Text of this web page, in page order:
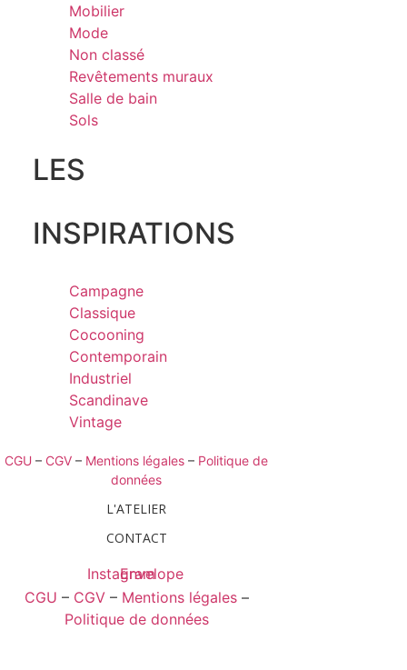
Mobilier
Mode
Non classé
Revêtements muraux
Salle de bain
Sols
LES
INSPIRATIONS
Campagne
Classique
Cocooning
Contemporain
Industriel
Scandinave
Vintage
CGU – CGV – Mentions légales – Politique de
données
L'ATELIER
CONTACT
Instagram
Envelope
CGU – CGV – Mentions légales –
Politique de données